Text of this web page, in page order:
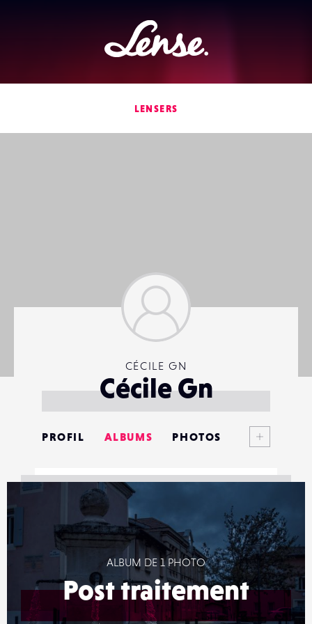
Lense
LENSERS
CÉCILE GN
Cécile Gn
PROFIL ALBUMS PHOTOS
CONTACTS
ÉVÉNEMENTS
FAVORIS
ALBUM DE 1 PHOTO
Post traitement